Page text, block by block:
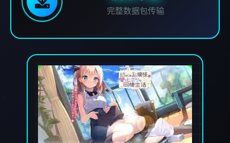
完整数据包传输